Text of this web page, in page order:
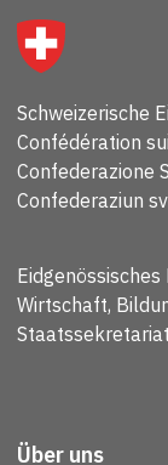
Schweizerische
Confédération
Confederazione
Confederaziun
Wirtschaft,
Über uns